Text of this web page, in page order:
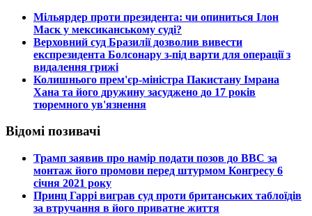
​Мільярдер проти президента: чи опиниться Ілон
Маск у мексиканському суді?
​Верховний суд Бразилії дозволив вивести
експрезидента Болсонару з-під варти для операції з
видалення грижі
​Колишнього прем'єр-міністра Пакистану Імрана
Хана та його дружину засуджено до 17 років
тюремного ув'язнення
Відомі позивачі
​Трамп заявив про намір подати позов до ВВС за
монтаж його промови перед штурмом Конгресу 6
січня 2021 року
​Принц Гаррі виграв суд проти британських таблоїдів
за втручання в його приватне життя